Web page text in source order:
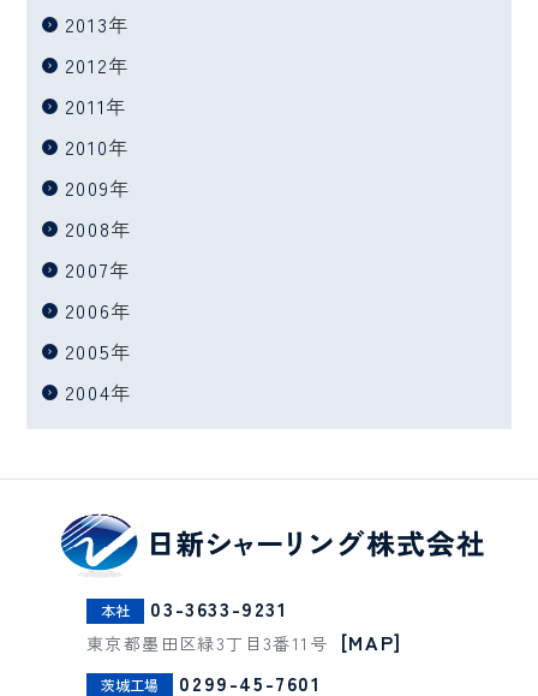
2013年
2012年
2011年
2010年
2009年
2008年
2007年
2006年
2005年
2004年
本社 03-3633-9231
東京都墨田区緑3丁目3番11号 [MAP]
茨城工場 0299-45-7601